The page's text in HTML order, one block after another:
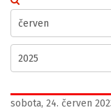
sobota, 24. červen